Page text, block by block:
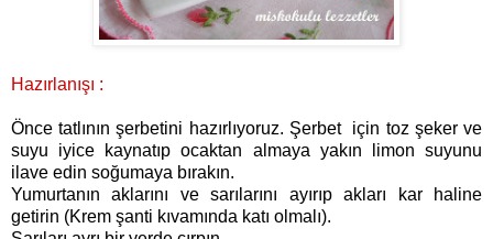
Hazırlanışı :
Önce tatlının şerbetini hazırlıyoruz. Şerbet için toz şeker ve
suyu iyice kaynatıp ocaktan almaya yakın limon suyunu
ilave edin soğumaya bırakın.
Yumurtanın aklarını ve sarılarını ayırıp akları kar haline
getirin (Krem şanti kıvamında katı olmalı).